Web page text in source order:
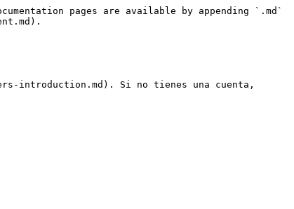
pages are available by appending `.md`
introduction.md). Si no tienes una cuenta,